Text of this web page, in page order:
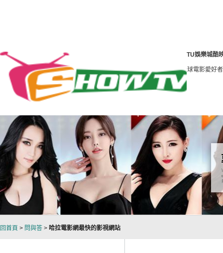
TU娛樂城酷
請把我們加入收藏.更新速度我們第壹！線上看 tv我們將全球電影愛好者
回首頁 > 問與答 > 哈拉電影網最快的影視網站